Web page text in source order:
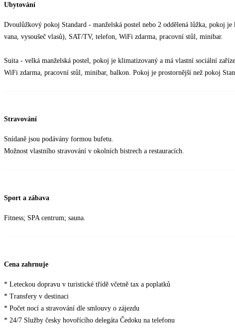
Ubytování
Dvoulůžkový pokoj Standard - manželská postel nebo 2 oddělená lůžka, pokoj
vana, vysoušeč vlasů), SAT/TV, telefon, WiFi zdarma, pracovní stůl, minibar.
Suita - velká manželská postel, pokoj je klimatizovaný a má vlastní sociální
WiFi zdarma, pracovní stůl, minibar, balkon. Pokoj je prostornější než pokoj
Stravování
Snídaně jsou podávány formou bufetu.
Možnost vlastního stravování v okolních bistrech a restauracích.
Sport a zábava
Fitness; SPA centrum; sauna.
Cena zahrnuje
* Leteckou dopravu v turistické třídě včetně tax a poplatků
* Transfery v destinaci
* Počet nocí a stravování dle smlouvy o zájezdu
* 24/7 Služby česky hovořícího delegáta Čedoku na telefonu